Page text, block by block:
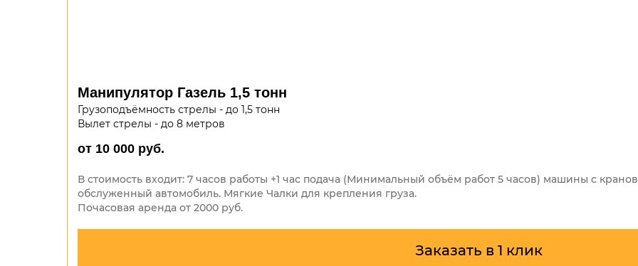
Манипулятор Газель 1,5 тонн
Грузоподъёмность стрелы - до 1,5 тонн
Вылет стрелы - до 8 метров
от 10 000 руб.
В стоимость входит: 7 часов работы +1 час подача (Минимальный объём работ 5 часов) машины с
обслуженный автомобиль. Мягкие Чалки для крепления груза.
Почасовая аренда от 2000 руб.
Заказать в 1 клик